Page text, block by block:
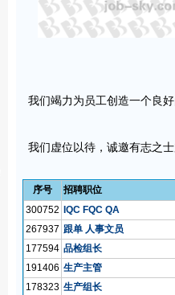
我们竭力为员工创造一个良
我们虚位以待，诚邀有志之
序号
招聘职位
300752
IQC FQC QA
267937 跟单 人事文员
177594 品检组长
191406 生产主管
178323 生产组长